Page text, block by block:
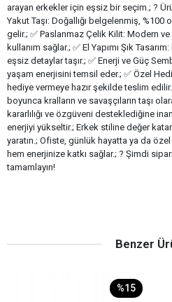
arayan erkekler için eşsiz bir seçim.; ?
Yakut Taşı: Doğallığı belgelenmiş,
gelir.; ✅ Paslanmaz Çelik Kilit: Modern
kullanım sağlar.; ✅ El Yapımı Şık
eşsiz detaylar taşır.; ✅ Enerji ve Güç
yaşam enerjisini temsil eder.; ✅ Özel
hediye vermeye hazır şekilde teslim
boyunca kralların ve savaşçıların taşı
kararlılığı ve özgüveni desteklediğine
enerjiyi yükseltir.; Erkek stiline değer
yaratın.; Ofiste, günlük hayatta ya da
hem enerjinize katkı sağlar.; ? Şimdi
tamamlayın!
Benzer
%15